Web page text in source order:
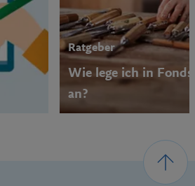
Ratgeber
Wie lege ich in Fonds
an?